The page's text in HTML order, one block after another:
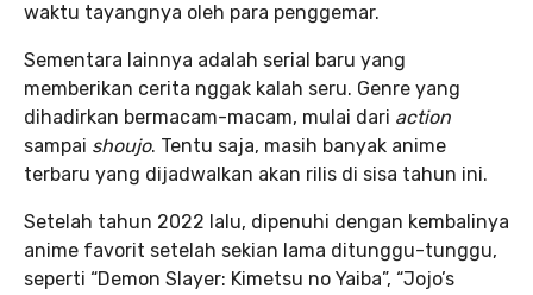
waktu tayangnya oleh para penggemar.
Sementara lainnya adalah serial baru yang
memberikan cerita nggak kalah seru. Genre yang
dihadirkan bermacam-macam, mulai dari action
sampai shoujo. Tentu saja, masih banyak anime
terbaru yang dijadwalkan akan rilis di sisa tahun ini.
Setelah tahun 2022 lalu, dipenuhi dengan kembalinya
anime favorit setelah sekian lama ditunggu-tunggu,
seperti “Demon Slayer: Kimetsu no Yaiba”, “Jojo’s